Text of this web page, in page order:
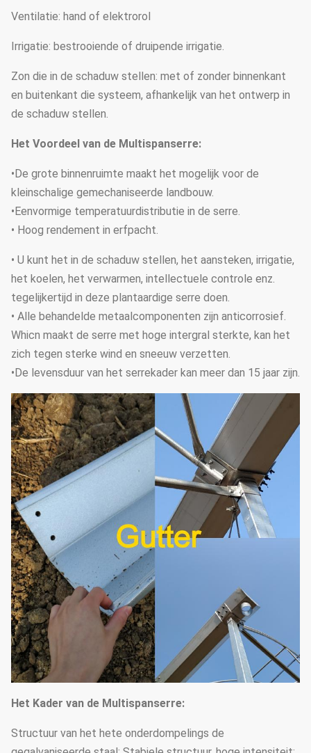
Ventilatie: hand of elektrorol
Irrigatie: bestrooiende of druipende irrigatie.
Zon die in de schaduw stellen: met of zonder binnenkant
en buitenkant die systeem, afhankelijk van het ontwerp in
de schaduw stellen.
Het Voordeel van de Multispanserre:
•De grote binnenruimte maakt het mogelijk voor de
kleinschalige gemechaniseerde landbouw.
•Eenvormige temperatuurdistributie in de serre.
• Hoog rendement in erfpacht.
• U kunt het in de schaduw stellen, het aansteken, irrigatie,
het koelen, het verwarmen, intellectuele controle enz.
tegelijkertijd in deze plantaardige serre doen.
• Alle behandelde metaalcomponenten zijn anticorrosief.
Whicn maakt de serre met hoge intergral sterkte, kan het
zich tegen sterke wind en sneeuw verzetten.
•De levensduur van het serrekader kan meer dan 15 jaar zijn.
Het Kader van de Multispanserre:
Structuur van het hete onderdompelings de